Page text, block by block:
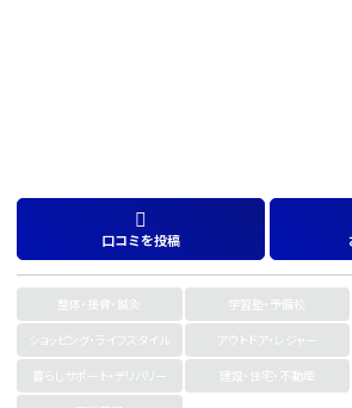
口コミを投稿
整体・接骨・鍼灸 学習塾・予備校
ショッピング・ライフスタイル
アウトドア・レジャー
暮らしサポート・デリバリー
建設・住宅・不動産